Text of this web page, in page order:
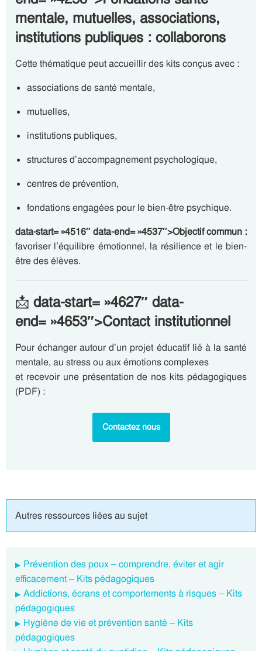
mentale, mutuelles, associations,
institutions publiques : collaborons
Cette thématique peut accueillir des kits conçus avec :
associations de santé mentale,
mutuelles,
institutions publiques,
structures d’accompagnement psychologique,
centres de prévention,
fondations engagées pour le bien-être psychique.
data-start= »4516″ data-end= »4537″>Objectif commun :
favoriser l’équilibre émotionnel, la résilience et le bien-
être des élèves.
📩 data-start= »4627″ data-
end= »4653″>Contact institutionnel
Pour échanger autour d’un projet éducatif lié à la santé
mentale, au stress ou aux émotions complexes
et recevoir une présentation de nos kits pédagogiques
(PDF) :
Contactez nous
Autres ressources liées au sujet
Prévention des poux – comprendre, éviter et agir
efficacement – Kits pédagogiques
Addictions, écrans et comportements à risques – Kits
pédagogiques
Hygiène de vie et prévention santé – Kits
pédagogiques